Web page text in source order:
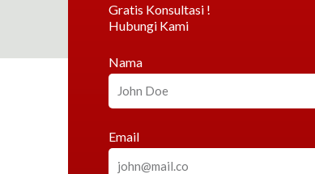
Gratis Konsultasi !
Hubungi Kami
Nama
Email